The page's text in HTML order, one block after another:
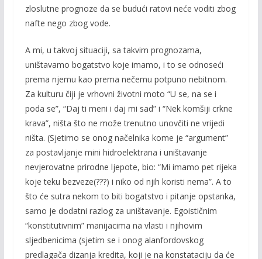
zloslutne prognoze da se budući ratovi neće voditi zbog
nafte nego zbog vode.
A mi, u takvoj situaciji, sa takvim prognozama,
uništavamo bogatstvo koje imamo, i to se odnoseći
prema njemu kao prema nečemu potpuno nebitnom.
Za kulturu čiji je vrhovni životni moto “U se, na se i
poda se”, “Daj ti meni i daj mi sad” i “Nek komšiji crkne
krava”, ništa što ne može trenutno unovčiti ne vrijedi
ništa. (Sjetimo se onog načelnika kome je “argument”
za postavljanje mini hidroelektrana i uništavanje
nevjerovatne prirodne ljepote, bio: “Mi imamo pet rijeka
koje teku bezveze(???) i niko od njih koristi nema”. A to
što će sutra nekom to biti bogatstvo i pitanje opstanka,
samo je dodatni razlog za uništavanje. Egoističnim
“konstitutivnim” manijacima na vlasti i njihovim
sljedbenicima (sjetim se i onog alanfordovskog
predlagača dizanja kredita, koji je na konstataciju da će